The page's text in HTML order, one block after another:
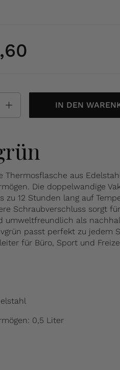
IN DEN
Thermosflasche aus
Die doppelwandige
zu 12 Stunden lang auf
Schraubverschluss sorgt
umweltfreundlich als
passt perfekt zu jedem
für Büro, Sport und
0,5 Liter